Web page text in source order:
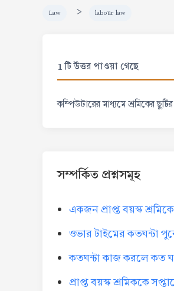
Law > labour law
1 টি উত্তর পাওয়া গেছে
কম্পিউটারের মাধ্যমে শ্রমিকের
সম্পর্কিত প্রশ্নসমূহ
একজন প্রাপ্ত বয়স্ক
ওভার টাইমের কতঘন্টা
কতঘন্টা কাজ করলে কত
প্রাপ্ত বয়স্ক শ্রমিককে